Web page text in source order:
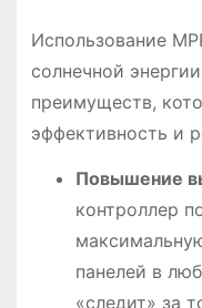
Использование
солнечной
преимуществ,
эффективность и
Повышение
контроллер
панелей в
«следит» за